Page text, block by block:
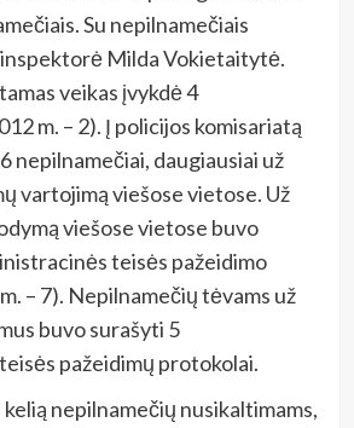
Su nepilnamečiais
Milda Vokietaitytė.
veikas įvykdė 4
m. – 2). Į policijos komisariatą
nepilnamečiai, daugiausiai už
vartojimą viešose vietose. Už
viešose vietose buvo
teisės pažeidimo
– 7). Nepilnamečių tėvams už
buvo surašyti 5
pažeidimų protokolai.
nepilnamečių nusikaltimams,